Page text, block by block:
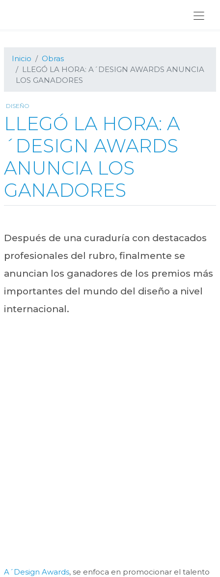
Inicio
Obras
LLEGÓ LA HORA: A´DESIGN AWARDS ANUNCIA
LOS GANADORES
DISEÑO
LLEGÓ LA HORA: A
´DESIGN AWARDS
ANUNCIA LOS
GANADORES
Después de una curaduría con destacados
profesionales del rubro, finalmente se
anuncian los ganadores de los premios más
importantes del mundo del diseño a nivel
internacional.
A´Design Awards, se enfoca en promocionar el talento